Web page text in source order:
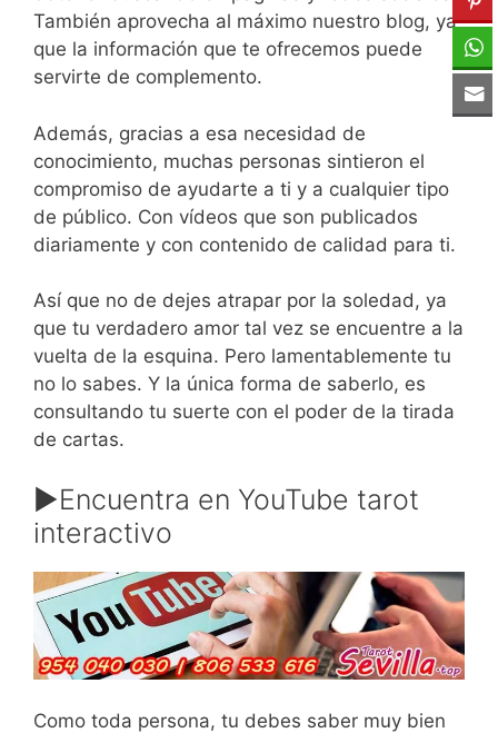
También aprovecha al máximo nuestro blog, ya
que la información que te ofrecemos puede
servirte de complemento.
Además, gracias a esa necesidad de
conocimiento, muchas personas sintieron el
compromiso de ayudarte a ti y a cualquier tipo
de público. Con vídeos que son publicados
diariamente y con contenido de calidad para ti.
Así que no de dejes atrapar por la soledad, ya
que tu verdadero amor tal vez se encuentre a la
vuelta de la esquina. Pero lamentablemente tu
no lo sabes. Y la única forma de saberlo, es
consultando tu suerte con el poder de la tirada
de cartas.
▶️Encuentra en YouTube tarot
interactivo
Como toda persona, tu debes saber muy bien